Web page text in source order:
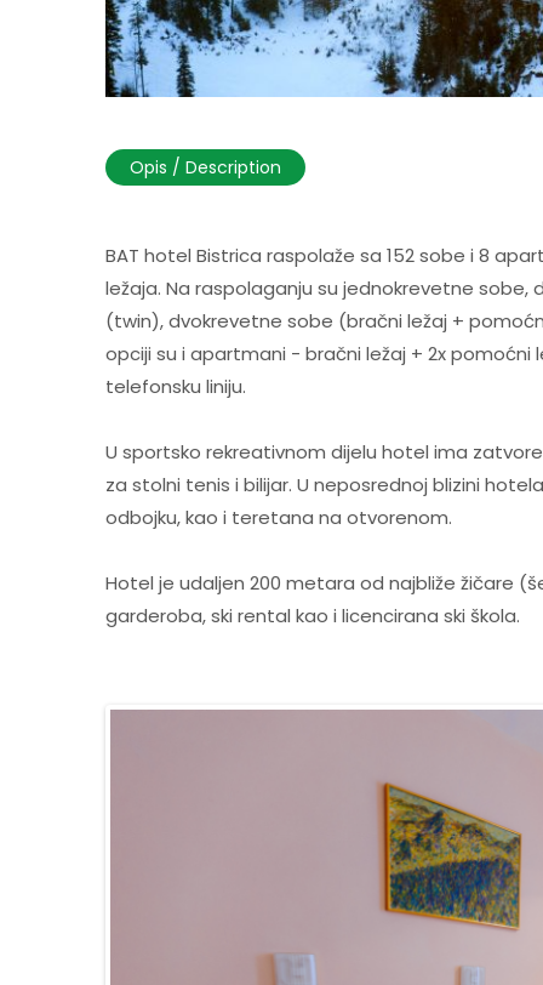
Opis / Description
BAT hotel Bistrica raspolaže sa 152 sobe i 8
ležaja. Na raspolaganju su jednokrevetne
(twin), dvokrevetne sobe (bračni ležaj +
opciji su i apartmani - bračni ležaj + 2x pomoćni
telefonsku liniju.
U sportsko rekreativnom dijelu hotel ima
za stolni tenis i bilijar. U neposrednoj blizini
odbojku, kao i teretana na otvorenom.
Hotel je udaljen 200 metara od najbliže žičare
garderoba, ski rental kao i licencirana ski škola.